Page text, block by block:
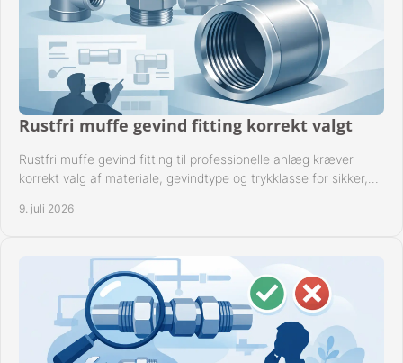
Rustfri muffe gevind fitting korrekt valgt
Rustfri muffe gevind fitting til professionelle anlæg kræver
korrekt valg af materiale, gevindtype og trykklasse for sikker,
9. juli 2026